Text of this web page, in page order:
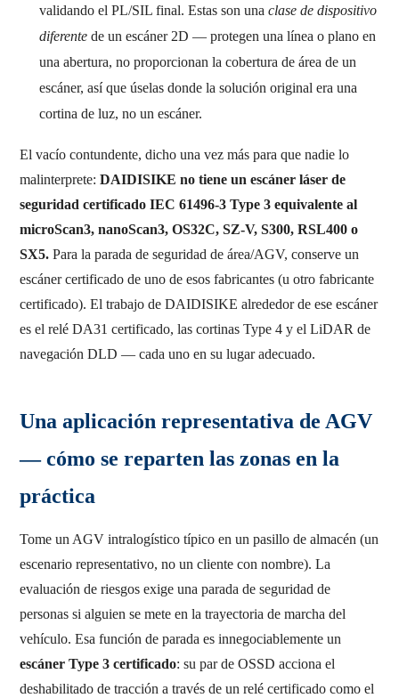
validando el PL/SIL final. Estas son una clase de dispositivo
diferente de un escáner 2D — protegen una línea o plano en
una abertura, no proporcionan la cobertura de área de un
escáner, así que úselas donde la solución original era una
cortina de luz, no un escáner.
El vacío contundente, dicho una vez más para que nadie lo
malinterprete: DAIDISIKE no tiene un escáner láser de
seguridad certificado IEC 61496-3 Type 3 equivalente al
microScan3, nanoScan3, OS32C, SZ-V, S300, RSL400 o
SX5. Para la parada de seguridad de área/AGV, conserve un
escáner certificado de uno de esos fabricantes (u otro fabricante
certificado). El trabajo de DAIDISIKE alrededor de ese escáner
es el relé DA31 certificado, las cortinas Type 4 y el LiDAR de
navegación DLD — cada uno en su lugar adecuado.
Una aplicación representativa de AGV
— cómo se reparten las zonas en la
práctica
Tome un AGV intralogístico típico en un pasillo de almacén (un
escenario representativo, no un cliente con nombre). La
evaluación de riesgos exige una parada de seguridad de
personas si alguien se mete en la trayectoria de marcha del
vehículo. Esa función de parada es innegociablemente un
escáner Type 3 certificado: su par de OSSD acciona el
deshabilitado de tracción a través de un relé certificado como el